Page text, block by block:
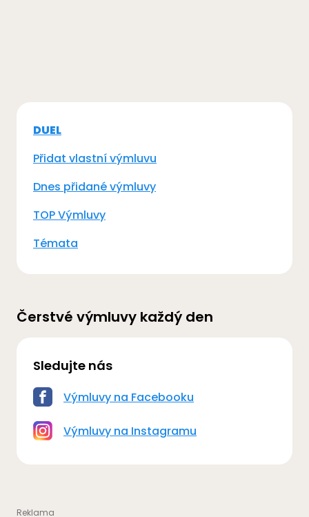
DUEL
Přidat vlastní výmluvu
Dnes přidané výmluvy
TOP Výmluvy
Témata
Čerstvé výmluvy každý den
Sledujte nás
Výmluvy na Facebooku
Výmluvy na Instagramu